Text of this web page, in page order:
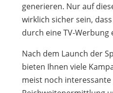
generieren. Nur auf
wirklich sicher sein,
durch eine TV-
Nach dem Launch der
bieten Ihnen viele
meist noch